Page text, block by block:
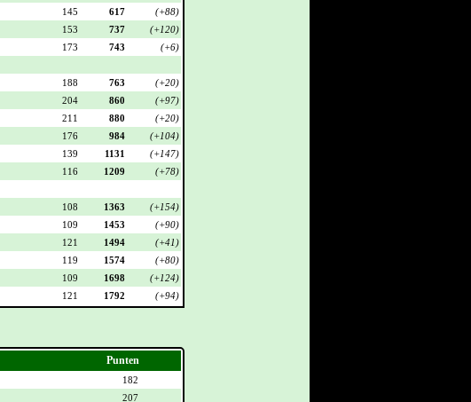
145 617
(+88)
153 737
(+120)
173 743
(+6)
188 763
(+20)
204 860
(+97)
211 880
(+20)
176 984
(+104)
139 1131
(+147)
116 1209
(+78)
108 1363
(+154)
109 1453
(+90)
121 1494
(+41)
119 1574
(+80)
109 1698
(+124)
121 1792 (+94)
Punten
182
207